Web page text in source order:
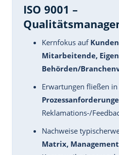
ISO 9001 –
Kernfokus auf
Mitarbeitende,
Behörden/
Erwartungen fließen in
Reklamations-/
Nachweise
Matrix,